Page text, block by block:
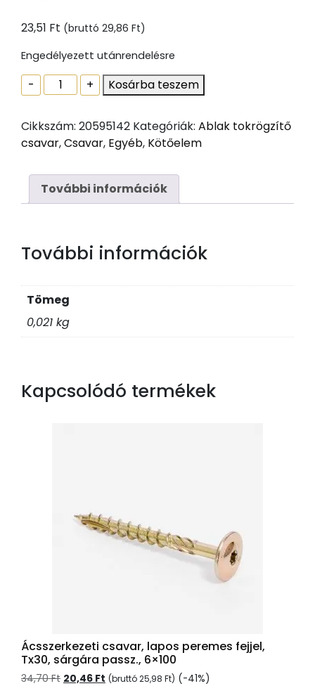
23,51 Ft (bruttó 29,86 Ft)
Engedélyezett utánrendelésre
-
Ablak
tokrögzítõ
torx30
7,5x72
normál
fejjel
+ Kosárba teszem
Cikkszám: 20595142 Kategóriák: Ablak tokrögzítő
csavar,Csavar, Egyéb, Kötőelem
További információk
További információk
Tömeg
0,021 kg
Kapcsolódó termékek
Ácsszerkezeti csavar, lapos peremes fejjel,
Tx30, sárgára passz., 6×100
34,70Ft Original
20,46 Ft Current
(bruttó25,98 Ft) (-41%)